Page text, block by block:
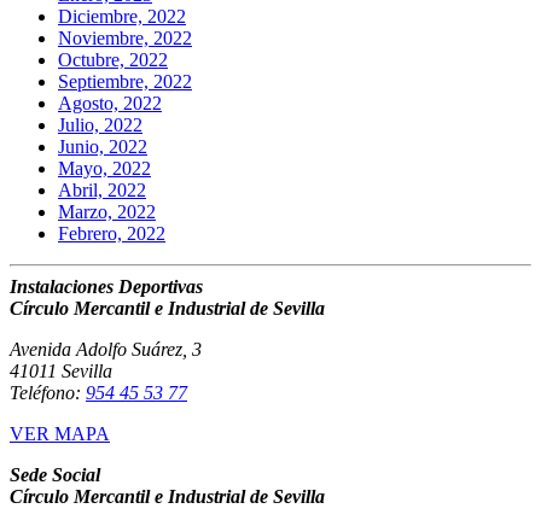
Diciembre, 2022
Noviembre, 2022
Octubre, 2022
Septiembre, 2022
Agosto, 2022
Julio, 2022
Junio, 2022
Mayo, 2022
Abril, 2022
Marzo, 2022
Febrero, 2022
Instalaciones Deportivas
Círculo Mercantil e Industrial de Sevilla
Avenida Adolfo Suárez, 3
41011 Sevilla
Teléfono: 954 45 53 77
VER MAPA
Sede Social
Círculo Mercantil e Industrial de Sevilla